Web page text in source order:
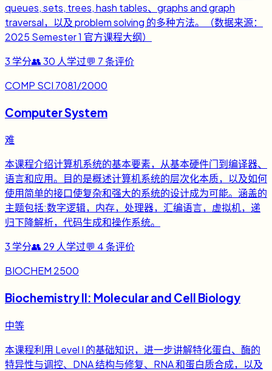
queues, sets, trees, hash tables、graphs and graph
traversal，以及 problem solving 的多种方法。（数据来源：
2025 Semester 1 官方课程大纲）
3 学分👥30 人学过💬 7条评价
COMP SCI 7081/2000
Computer System
难
本课程介绍计算机系统的基本要素，从基本硬件门到编译器、
语言和应用。目的是概述计算机系统的层次化本质，以及如何
使用简单的接口使复杂和强大的系统的设计成为可能。涵盖的
主题包括:数字逻辑，内存，处理器，汇编语言，虚拟机，递
归下降解析，代码生成和操作系统。
3 学分👥 29 人学过💬 4条评价
BIOCHEM 2500
Biochemistry II: Molecular and Cell Biology
中等
本课程利用 Level I 的基础知识，进一步讲解特化蛋白、酶的
特异性与调控、DNA 结构与修复、RNA 和蛋白质合成，以及